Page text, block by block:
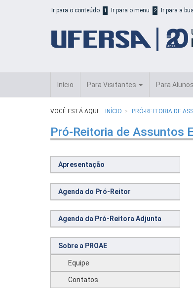
Ir para o conteúdo 1 Ir para o menu 2 Ir para a
Início Para Visitantes Para Alunos
VOCÊ ESTÁ AQUI: INÍCIO PRÓ-REITORIA DE
Pró-Reitoria de Assuntos
Apresentação
Agenda do Pró-Reitor
Agenda da Pró-Reitora Adjunta
Sobre a PROAE
Equipe
Contatos